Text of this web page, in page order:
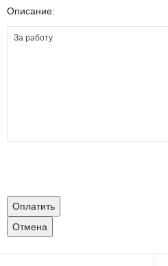
Описание:
Оплатить
Отмена